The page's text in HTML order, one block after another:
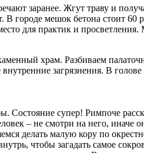
заранее. Жгут траву и
В городе мешок бетона стоит
для практик и
храм. Разбиваем
загрязнения. В
Состояние супер! Римпоче
– не смотри на него,
делать малую кору по
чтобы загадать самое